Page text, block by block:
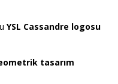
YSL Cassandre logosu
tasarım